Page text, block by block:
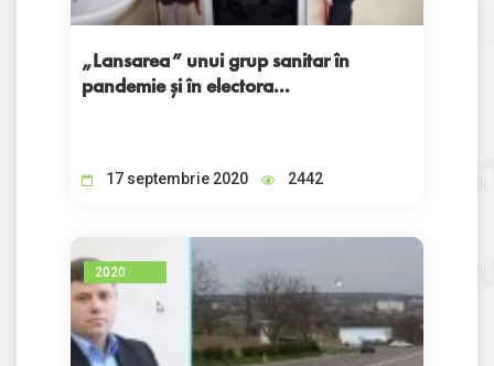
„Lansarea” unui grup sanitar în
pandemie și în electora...
17 septembrie 2020 2442
2020